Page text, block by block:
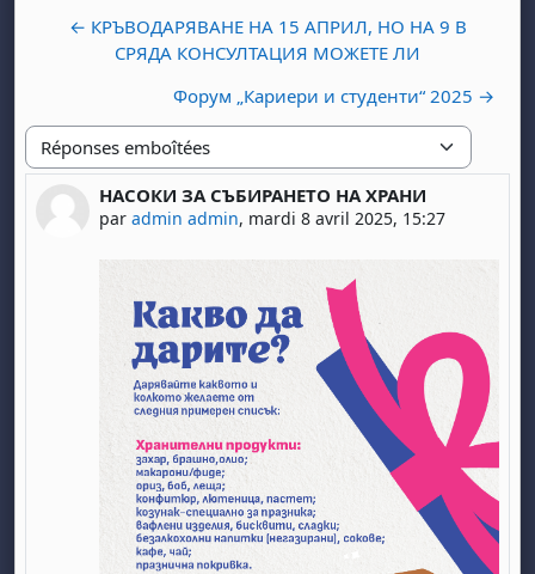
← КРЪВОДАРЯВАНЕ НА 15 АПРИЛ, НО НА 9 В
СРЯДА КОНСУЛТАЦИЯ МОЖЕТЕ ЛИ
Форум „Кариери и студенти“ 2025 →
Type d'affichage
НАСОКИ ЗА СЪБИРАНЕТО НА ХРАНИ
par admin admin, mardi 8 avril 2025, 15:27
Nombre de réponses : 0